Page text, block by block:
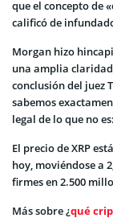
que el concepto de
calificó de
Morgan hizo
una amplia
conclusión del juez
sabemos
legal de lo que no
El precio de XRP
hoy, moviéndose a
firmes en 2.500
Más sobre ¿qué